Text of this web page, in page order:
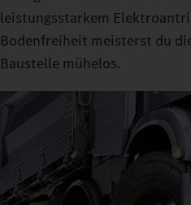
leistungsstarkem
Bodenfreiheit meisterst du
Baustelle mühelos.